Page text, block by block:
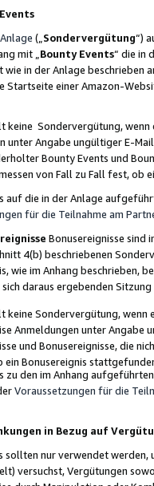
Anlage („ Sondervergütung“)
mit „ Bounty Events“ die in
wie in der Anlage beschrieben
Startseite einer Amazon-
keine Sondervergütung, wenn
unter Angabe ungültiger E-
Bounty Events und
von Fall zu Fall fest, ob
auf die in der Anlage
für die Teilnahme am
Bonusereignisse sind
4(b) beschriebenen
wie im Anhang beschrieben,
daraus ergebenden
keine Sondervergütung, wenn
Anmeldungen unter Angabe
und Bonusereignisse, die
ein Bonusereignis
zu den im Anhang
Voraussetzungen für die
in Bezug auf
sollten nur verwendet werden,
versuchst, Vergütungen